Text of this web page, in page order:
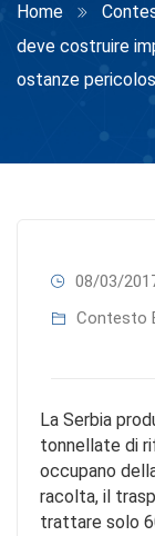
Home
deve costruire
ostanze
08/03/
Contesto
La Serbia
tonnellate di
occupano
racolta, il
trattare solo